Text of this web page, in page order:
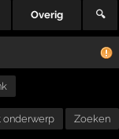
Overig 🔍
onderwerp Zoeken